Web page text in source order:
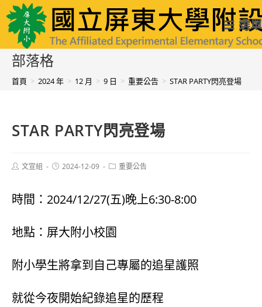
跳
轉
至
國立屏東大學附設實驗國民小學 選單
部落格
首頁 > 2024 年 > 12 月 > 9 日 > 重要公告 > STAR PARTY閃亮登場
STAR PARTY閃亮登場
Post文宣組
Post2024-12-09
Post重要公告
時間：2024/12/27(五)晚上6:30-8:00
地點：屏大附小校園
附小學生將拿到自己專屬的追星護照
就從今夜開始紀錄追星的歷程